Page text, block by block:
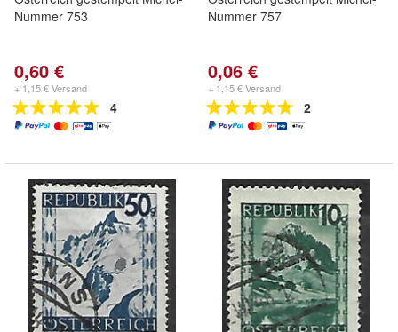
Nummer 753
0,60 €
+ 1,15 € Versand
4
Nummer 757
0,06 €
+ 1,15 € Versand
2